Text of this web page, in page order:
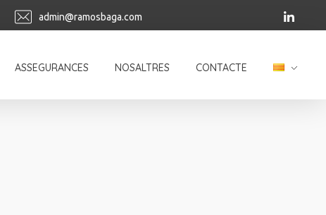
admin@ramosbaga.com
ASSEGURANCES NOSALTRES CONTACTE